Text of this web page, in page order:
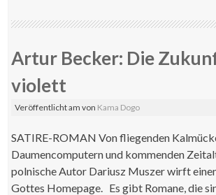
Artur Becker: Die
violett
Veröffentlicht amvon Kama Dogo
SATIRE-ROMAN Von fliegenden
Daumencomputern und kommenden
polnische Autor Dariusz Muszer wirft
Gottes Homepage. Es gibt Romane, die